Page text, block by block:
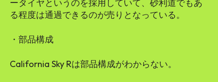
ータイヤというのを採用していて、砂利道でもあ
る程度は通過できるのが売りとなっている。
・部品構成
California Sky Rは部品構成がわからない。